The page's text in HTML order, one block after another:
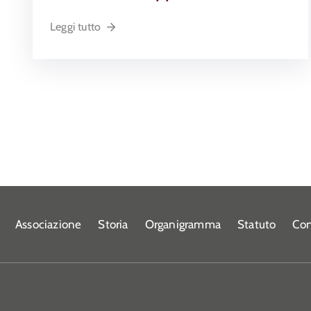
Leggi tutto
Associazione Storia Organigramma Statuto